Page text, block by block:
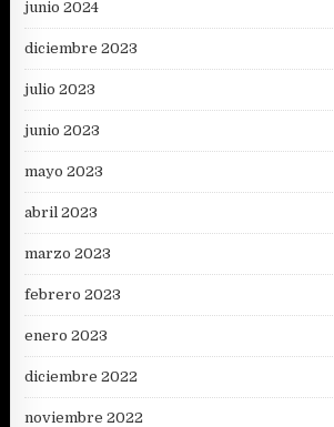
junio 2024
diciembre 2023
julio 2023
junio 2023
mayo 2023
abril 2023
marzo 2023
febrero 2023
enero 2023
diciembre 2022
noviembre 2022